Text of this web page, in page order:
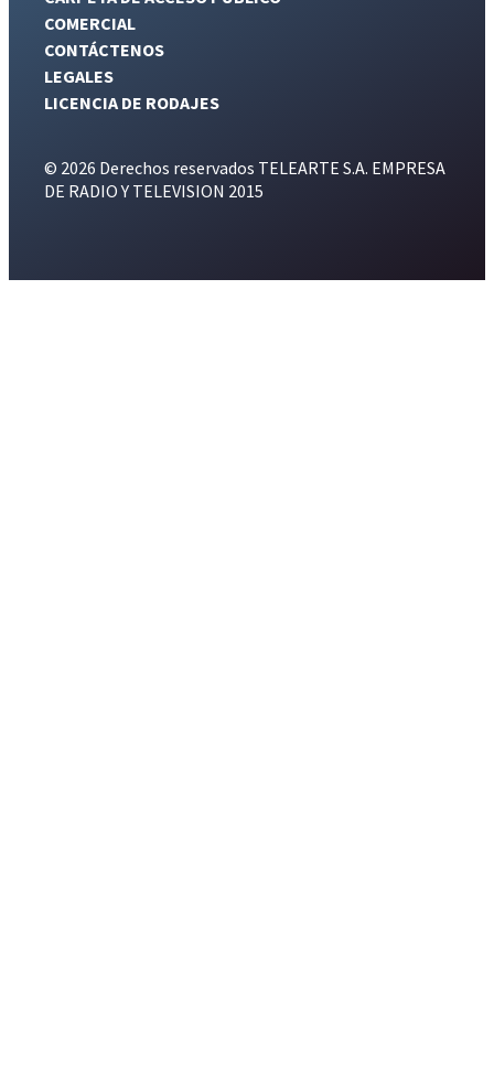
COMERCIAL
CONTÁCTENOS
LEGALES
LICENCIA DE RODAJES
© 2026 Derechos reservados TELEARTE S.A. EMPRESA
DE RADIO Y TELEVISION 2015